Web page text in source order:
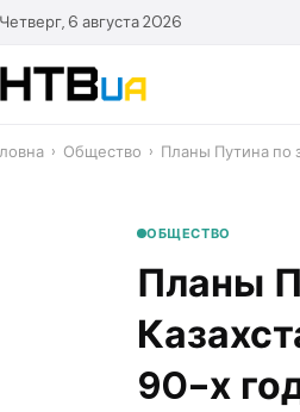
Четверг, 6 августа 2026
› Общество › Планы Путина по
ОБЩЕСТВО
Планы
90-х